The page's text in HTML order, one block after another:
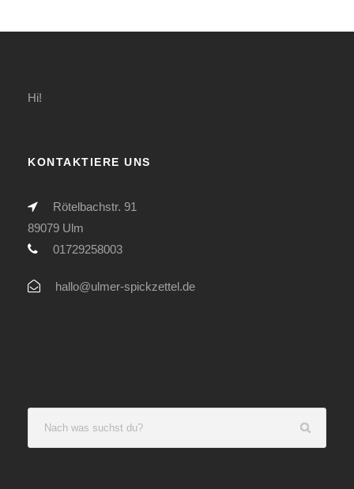
Hi!
KONTAKTIERE UNS
Rötelbachstr. 91
89079 Ulm
01729258003
hallo@ulmer-spickzettel.de